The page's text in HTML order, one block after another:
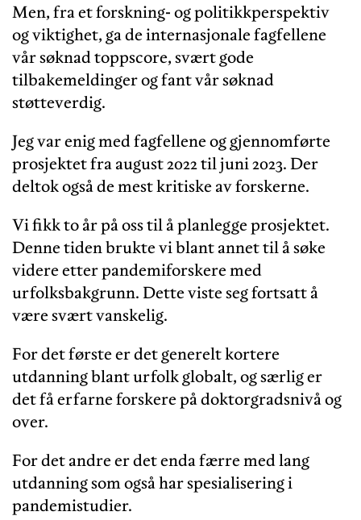
Men, fra et forskning- og politikkperspektiv
og viktighet, ga de internasjonale fagfellene
vår søknad toppscore, svært gode
tilbakemeldinger og fant vår søknad
støtteverdig.
Jeg var enig med fagfellene og gjennomførte
prosjektet fra august 2022 til juni 2023. Der
deltok også de mest kritiske av forskerne.
Vi fikk to år på oss til å planlegge prosjektet.
Denne tiden brukte vi blant annet til å søke
videre etter pandemiforskere med
urfolksbakgrunn. Dette viste seg fortsatt å
være svært vanskelig.
For det første er det generelt kortere
utdanning blant urfolk globalt, og særlig er
det få erfarne forskere på doktorgradsnivå og
over.
For det andre er det enda færre med lang
utdanning som også har spesialisering i
pandemistudier.